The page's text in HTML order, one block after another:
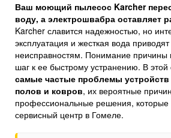
Ваш моющий пылесос Karcher
воду, а электрошвабра оставляет
Karcher славится надежностью, но
эксплуатация и жесткая вода
неисправностям. Понимание
шаг к ее быстрому устранению. В
самые частые проблемы
полов и ковров, их вероятные
профессиональные решения, которые
сервисный центр в Гомеле.